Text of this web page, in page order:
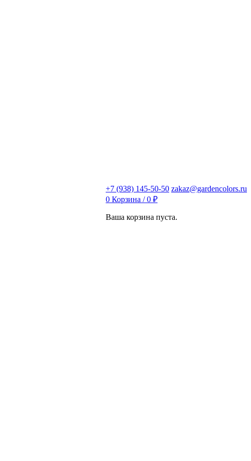
+7 (938) 145-50-50 zakaz@gardencolors.ru
0 Корзина /0 ₽
Ваша корзина пуста.